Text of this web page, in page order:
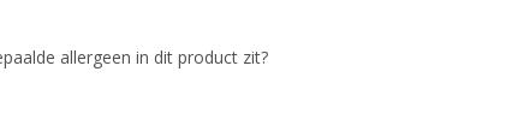
allergeen in dit product zit?